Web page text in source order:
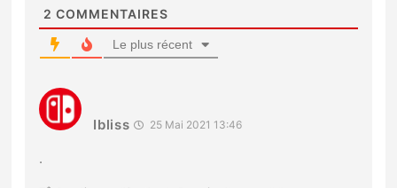
2 COMMENTAIRES
Le plus récent
Ibliss 25 Mai 2021 13:46
.